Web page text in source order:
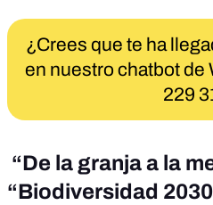
¿Crees que te ha
en nuestro chatbot de
229
“De la granja a la
“Biodiversidad